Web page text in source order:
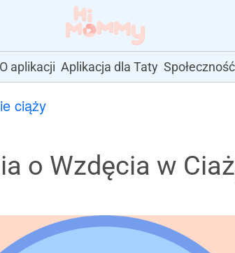
O aplikacji Aplikacja dla Taty Społeczność
ciąży
o Wzdęcia w